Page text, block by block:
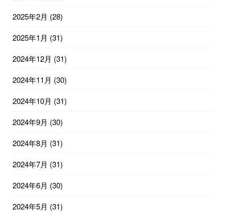
2025年2月 (28)
2025年1月 (31)
2024年12月 (31)
2024年11月 (30)
2024年10月 (31)
2024年9月 (30)
2024年8月 (31)
2024年7月 (31)
2024年6月 (30)
2024年5月 (31)